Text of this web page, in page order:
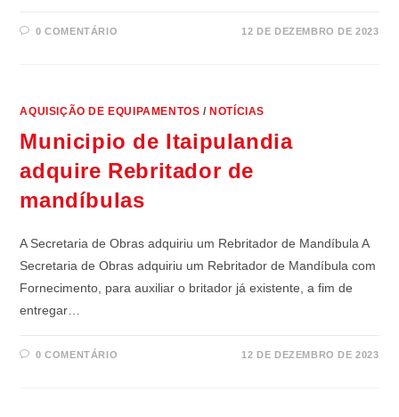
0 COMENTÁRIO 12 DE DEZEMBRO DE 2023
AQUISIÇÃO DE EQUIPAMENTOS / NOTÍCIAS
Municipio de Itaipulandia
adquire Rebritador de
mandíbulas
A Secretaria de Obras adquiriu um Rebritador de Mandíbula A
Secretaria de Obras adquiriu um Rebritador de Mandíbula com
Fornecimento, para auxiliar o britador já existente, a fim de
entregar…
0 COMENTÁRIO 12 DE DEZEMBRO DE 2023